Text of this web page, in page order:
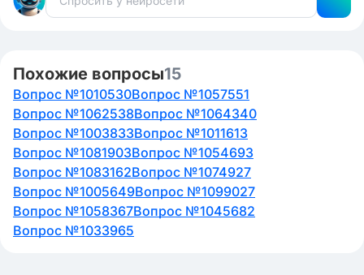
Похожие вопросы15
Вопрос №1010530Вопрос №1057551
Вопрос №1062538Вопрос №1064340
Вопрос №1003833Вопрос №1011613
Вопрос №1081903Вопрос №1054693
Вопрос №1083162Вопрос №1074927
Вопрос №1005649Вопрос №1099027
Вопрос №1058367Вопрос №1045682
Вопрос №1033965